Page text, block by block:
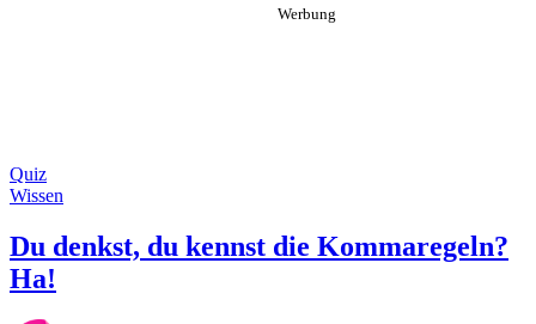
Quiz
Wissen
Du denkst, du kennst die Kommaregeln?
Ha!